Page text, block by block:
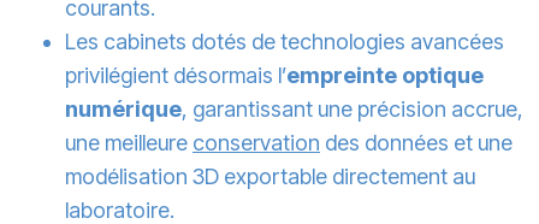
courants.
Les cabinets dotés de technologies avancées
privilégient désormais l’empreinte optique
numérique, garantissant une précision accrue,
une meilleure conservation des données et une
modélisation 3D exportable directement au
laboratoire.